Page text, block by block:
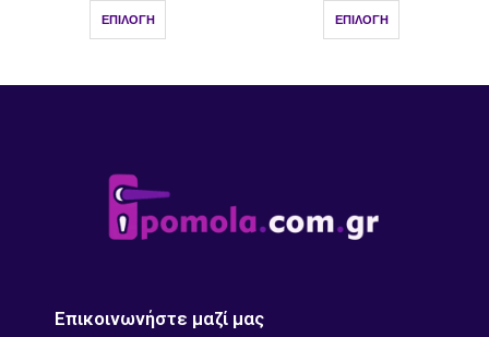
ΕΠΙΛΟΓΉ ΕΠΙΛΟΓΉ
Επικοινωνήστε μαζί μας